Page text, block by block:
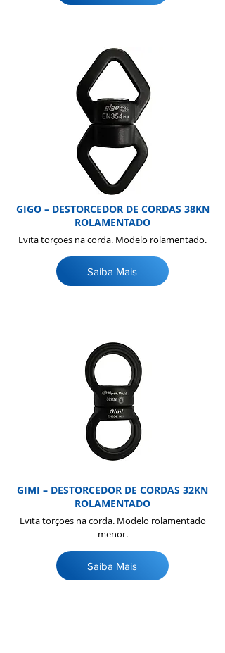
GIGO – DESTORCEDOR DE CORDAS 38KN
ROLAMENTADO
Evita torções na corda. Modelo rolamentado.
Saiba Mais
GIMI – DESTORCEDOR DE CORDAS 32KN
ROLAMENTADO
Evita torções na corda. Modelo rolamentado
menor.
Saiba Mais